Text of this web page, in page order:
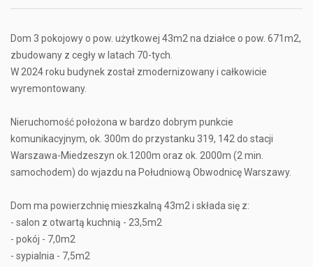
Dom 3 pokojowy o pow. użytkowej 43m2 na działce o pow. 671m2,
zbudowany z cegły w latach 70-tych.
W 2024 roku budynek został zmodernizowany i całkowicie
wyremontowany.
Nieruchomość położona w bardzo dobrym punkcie
komunikacyjnym, ok. 300m do przystanku 319, 142 do stacji
Warszawa-Miedzeszyn ok.1200m oraz ok. 2000m (2 min.
samochodem) do wjazdu na Południową Obwodnicę Warszawy.
Dom ma powierzchnię mieszkalną 43m2 i składa się z:
- salon z otwartą kuchnią - 23,5m2
- pokój - 7,0m2
- sypialnia - 7,5m2